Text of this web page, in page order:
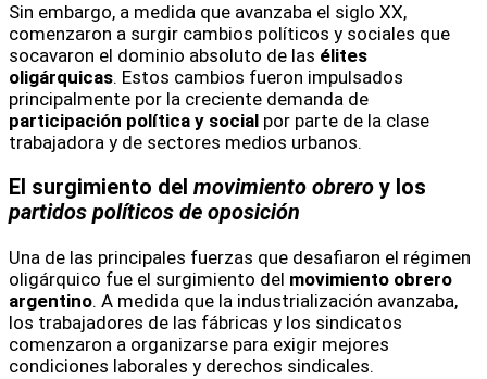
Sin embargo, a medida que avanzaba el siglo XX,
comenzaron a surgir cambios políticos y sociales que
socavaron el dominio absoluto de las élites
oligárquicas. Estos cambios fueron impulsados
principalmente por la creciente demanda de
participación política y social por parte de la clase
trabajadora y de sectores medios urbanos.
El surgimiento del movimiento obrero y los
partidos políticos de oposición
Una de las principales fuerzas que desafiaron el régimen
oligárquico fue el surgimiento del movimiento obrero
argentino. A medida que la industrialización avanzaba,
los trabajadores de las fábricas y los sindicatos
comenzaron a organizarse para exigir mejores
condiciones laborales y derechos sindicales.